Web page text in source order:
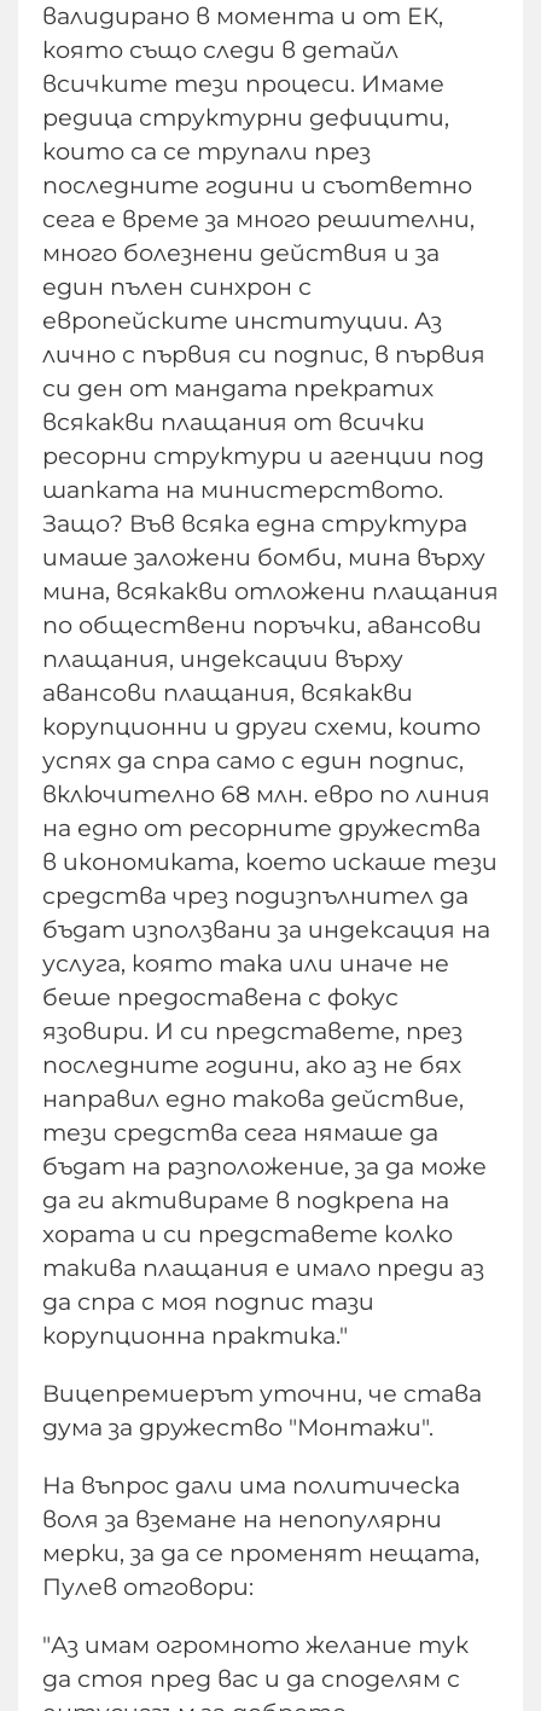
валидирано в момента и от ЕК,
която също следи в детайл
всичките тези процеси. Имаме
редица структурни дефицити,
които са се трупали през
последните години и съответно
сега е време за много решителни,
много болезнени действия и за
един пълен синхрон с
европейските институции. Аз
лично с първия си подпис, в първия
си ден от мандата прекратих
всякакви плащания от всички
ресорни структури и агенции под
шапката на министерството.
Защо? Във всяка една структура
имаше заложени бомби, мина върху
мина, всякакви отложени плащания
по обществени поръчки, авансови
плащания, индексации върху
авансови плащания, всякакви
корупционни и други схеми, които
успях да спра само с един подпис,
включително 68 млн. евро по линия
на едно от ресорните дружества
в икономиката, което искаше тези
средства чрез подизпълнител да
бъдат използвани за индексация на
услуга, която така или иначе не
беше предоставена с фокус
язовири. И си представете, през
последните години, ако аз не бях
направил едно такова действие,
тези средства сега нямаше да
бъдат на разположение, за да може
да ги активираме в подкрепа на
хората и си представете колко
такива плащания е имало преди аз
да спра с моя подпис тази
корупционна практика."
Вицепремиерът уточни, че става
дума за дружество "Монтажи".
На въпрос дали има политическа
воля за вземане на непопулярни
мерки, за да се променят нещата,
Пулев отговори:
"Аз имам огромното желание тук
да стоя пред вас и да споделям с